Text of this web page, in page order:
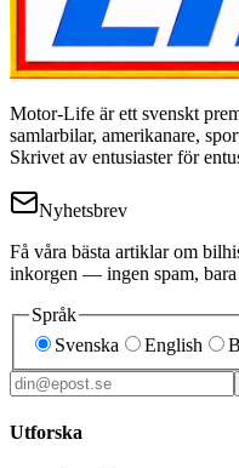
Motor-Life är ett svenskt
samlarbilar, amerikanare,
Skrivet av entusiaster för
Nyhetsbrev
Få våra bästa artiklar om
inkorgen — ingen spam,
Språk
Svenska
English
Utforska